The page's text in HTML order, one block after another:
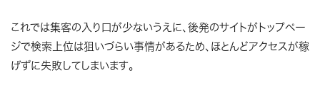
これでは集客の入り口が少ないうえに、後発のサイトがトップペー
ジで検索上位は狙いづらい事情があるため、ほとんどアクセスが稼
げずに失敗してしまいます。